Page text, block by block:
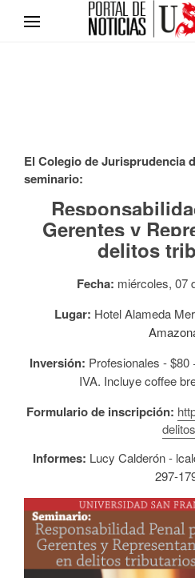
El Colegio de Jurisprudencia
seminario:
Gerentes y
delitos
Fecha: miércoles, 07
Lugar: Hotel Alameda
Inversión: Profesionales - $80
IVA. Incluye coffee
Formulario de inscripción:
delitos
Informes: Lucy Calderón -
297-